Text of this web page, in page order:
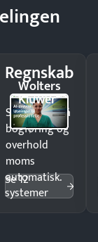
Regnskab
Wolters
Kluwer
Spar timer på
bogføring og
overhold
moms
automatisk.
Se 12
systemer